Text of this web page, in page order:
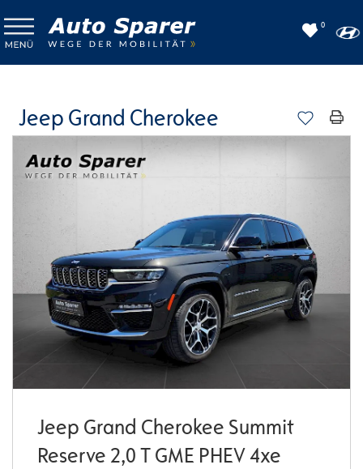
0
Jeep Grand Cherokee
Jeep Grand Cherokee Summit
Reserve 2,0 T GME PHEV 4xe